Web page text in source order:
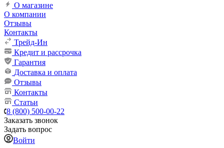
О магазине
О компании
Отзывы
Контакты
Трейд-Ин
Кредит и рассрочка
Гарантия
Доставка и оплата
Отзывы
Контакты
Статьи
8 (800) 500-00-22
Заказать звонок
Задать вопрос
Войти